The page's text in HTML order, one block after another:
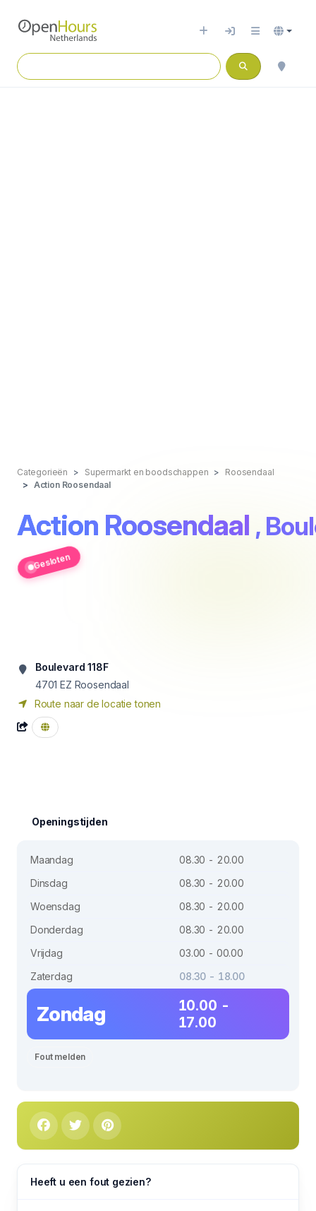
Categorieën Supermarkt en boodschappen
Roosendaal
Action Roosendaal
Action Roosendaal ,
Gesloten
Boulevard 118F
4701 EZ Roosendaal
Route naar de locatie tonen
Openingstijden
Maandag
08.30 - 20.00
Dinsdag
08.30 - 20.00
Woensdag
08.30 - 20.00
Donderdag
08.30 - 20.00
Vrijdag
03.00 - 00.00
Zaterdag
08.30 - 18.00
Zondag
10.00 -
17.00
Fout melden
Heeft u een fout gezien?